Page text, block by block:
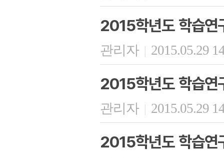
2015학년도 학습연
관리자 | 2015.05.29
2015학년도 학습연
관리자 | 2015.05.29
2015학년도 학습연